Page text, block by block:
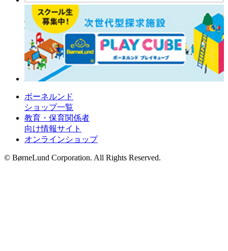
ボーネルンド
ショップ一覧
教育・保育関係者
向け情報サイト
オンラインショップ
© BørneLund Corporation. All Rights Reserved.